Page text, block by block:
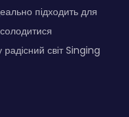
підходить для
світ Singing